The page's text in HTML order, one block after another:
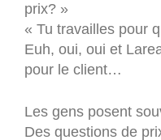
prix? »
« Tu travailles pour
Euh, oui, oui et
pour le client…
Les gens posent
Des questions de